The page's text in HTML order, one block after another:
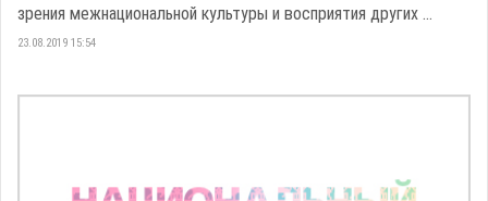
зрения межнациональной культуры и восприятия других ...
23.08.2019 15:54